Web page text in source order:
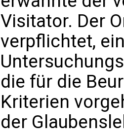
Visitator. Der
verpflichtet,
die für die
Kriterien
der